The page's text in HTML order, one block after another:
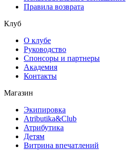
Правила возврата
Клуб
О клубе
Руководство
Спонсоры и партнеры
Академия
Контакты
Магазин
Экипировка
Atributika&Club
Атрибутика
Детям
Витрина впечатлений